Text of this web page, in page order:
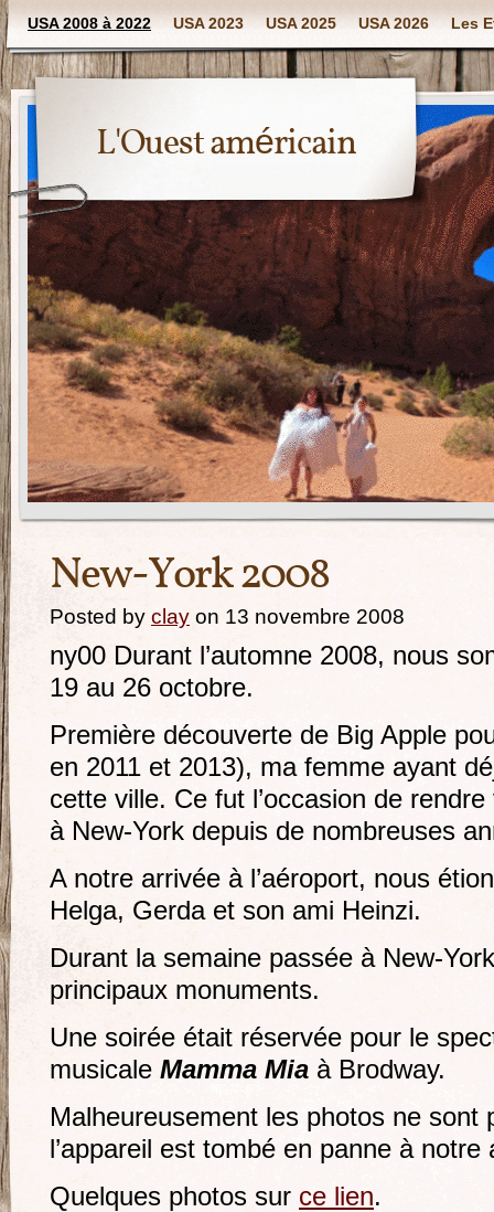
USA 2008 à 2022 USA 2023 USA 2025 USA 2026 Les
L'Ouest américain
New-York 2008
Posted by clay on 13 novembre 2008
ny00 Durant l’automne 2008, nous
19 au 26 octobre.
Première découverte de Big Apple
en 2011 et 2013), ma femme ayant
cette ville. Ce fut l’occasion de
à New-York depuis de nombreuses
A notre arrivée à l’aéroport, nous
Helga, Gerda et son ami Heinzi.
Durant la semaine passée à New-
principaux monuments.
Une soirée était réservée pour le
musicale Mamma Mia à Brodway.
Malheureusement les photos ne sont
l’appareil est tombé en panne à notre
Quelques photos sur ce lien.